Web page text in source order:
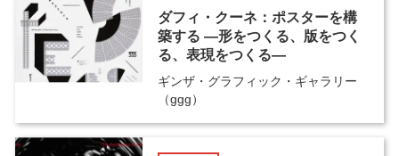
ダフィ・クーネ：ポスターを構
築する ―形をつくる、版をつく
る、表現をつくる―
ギンザ・グラフィック・ギャラリー
（ggg）